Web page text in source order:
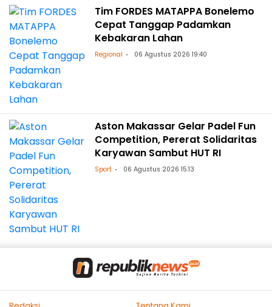
Tim FORDES MATAPPA Bonelemo
Cepat Tanggap Padamkan
Kebakaran Lahan
Regional 06 Agustus 2026 19:40
Aston Makassar Gelar Padel Fun
Competition, Pererat Solidaritas
Karyawan Sambut HUT RI
Sport 06 Agustus 2026 15:13